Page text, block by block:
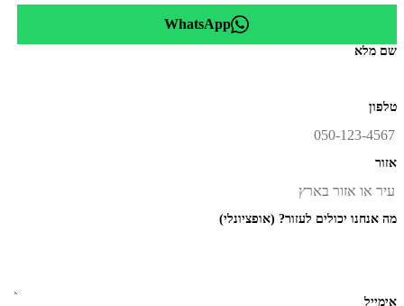
WhatsApp
שם מלא
טלפון
אזור
מה אנחנו יכולים לעזור? (אופציונלי)
אימייל